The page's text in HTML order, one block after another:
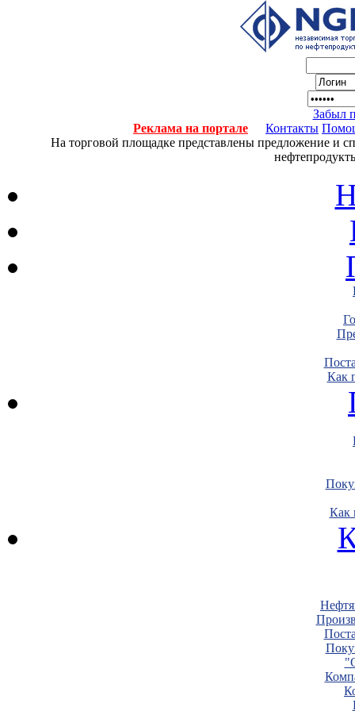
Забыл
Реклама на портале
Контакты
На торговой площадке представлены предложение и
Как
Как